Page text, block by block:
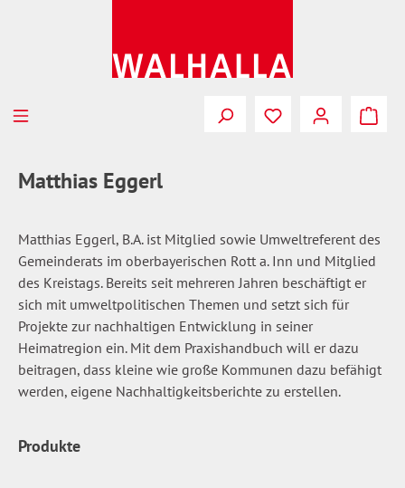
Du hast 0
Matthias Eggerl
Matthias Eggerl, B.A. ist Mitglied sowie Umweltreferent des
Gemeinderats im oberbayerischen Rott a. Inn und Mitglied
des Kreistags. Bereits seit mehreren Jahren beschäftigt er
sich mit umweltpolitischen Themen und setzt sich für
Projekte zur nachhaltigen Entwicklung in seiner
Heimatregion ein. Mit dem Praxishandbuch will er dazu
beitragen, dass kleine wie große Kommunen dazu befähigt
werden, eigene Nachhaltigkeitsberichte zu erstellen.
Produkte